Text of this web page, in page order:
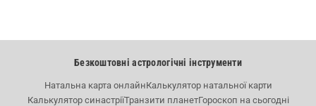
Безкоштовні астрологічні інструменти
Натальна карта онлайнКалькулятор натальної карти
Калькулятор синастріїТранзити планетГороскоп на сьогодні